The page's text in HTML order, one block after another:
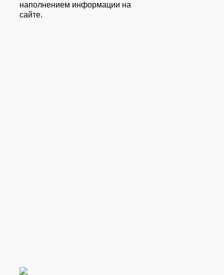
наполнением информации на
сайте.